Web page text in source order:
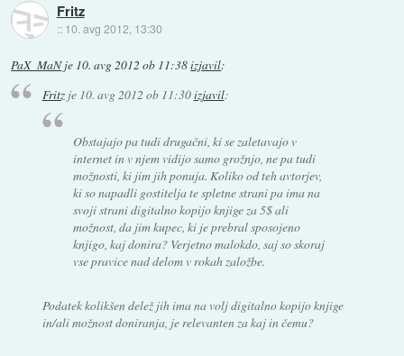
Fritz
:: 10. avg 2012, 13:30
PaX_MaNje 10. avg 2012 ob 11:38izjavil:
Fritzje 10. avg 2012 ob 11:30izjavil:
Obstajajo pa tudi drugačni, ki se zaletavajo v
internet in v njem vidijo samo grožnjo, ne pa tudi
možnosti, ki jim jih ponuja. Koliko od teh avtorjev,
ki so napadli gostitelja te spletne strani pa ima na
svoji strani digitalno kopijo knjige za 5$ ali
možnost, da jim kupec, ki je prebral sposojeno
knjigo, kaj donira? Verjetno malokdo, saj so skoraj
vse pravice nad delom v rokah založbe.
Podatek kolikšen delež jih ima na volj digitalno kopijo knjige
in/ali možnost doniranja, je relevanten za kaj in čemu?